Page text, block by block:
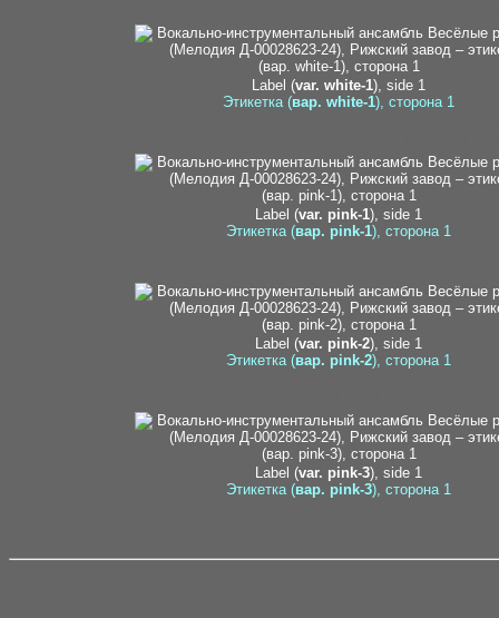
Label (var. white-1), side 1
Этикетка (вар. white-1), сторона 1
Label (var. pink-1), side 1
Этикетка (вар. pink-1), сторона 1
Label (var. pink-2), side 1
Этикетка (вар. pink-2), сторона 1
Label (var. pink-3), side 1
Этикетка (вар. pink-3), сторона 1